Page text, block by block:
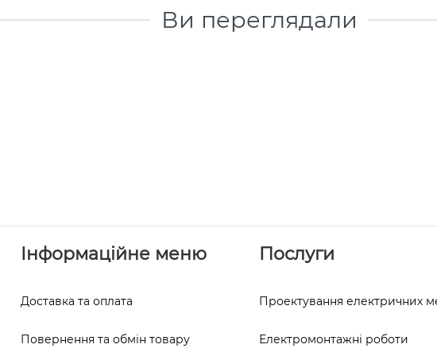
Ви переглядали
Інформаційне меню
Доставка та оплата
Повернення та обмін товару
Послуги
Проектування електричних
Електромонтажні роботи